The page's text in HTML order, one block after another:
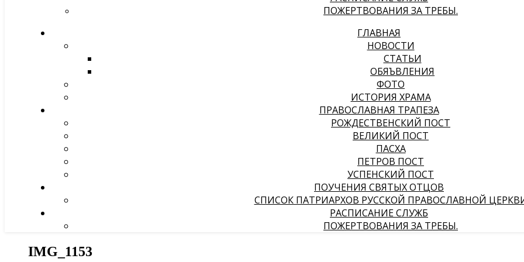
ПОЖЕРТВОВАНИЯ ЗА ТРЕБЫ.
ГЛАВНАЯ
НОВОСТИ
СТАТЬИ
ОБЯЪВЛЕНИЯ
ФОТО
ИСТОРИЯ ХРАМА
ПРАВОСЛАВНАЯ ТРАПЕЗА
РОЖДЕСТВЕНСКИЙ ПОСТ
ВЕЛИКИЙ ПОСТ
ПАСХА
ПЕТРОВ ПОСТ
УСПЕНСКИЙ ПОСТ
ПОУЧЕНИЯ СВЯТЫХ ОТЦОВ
СПИСОК ПАТРИАРХОВ РУССКОЙ ПРАВОСЛАВНОЙ
РАСПИСАНИЕ СЛУЖБ
ПОЖЕРТВОВАНИЯ ЗА ТРЕБЫ.
IMG_1153